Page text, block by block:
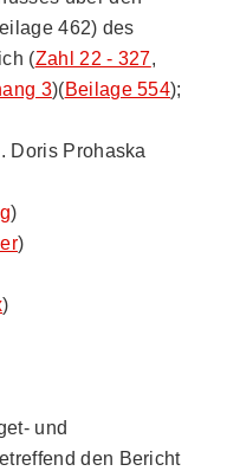
462) des
(Zahl 22 - 327,
3)(Beilage 554);
Doris Prohaska
)
)
)
und
den Bericht